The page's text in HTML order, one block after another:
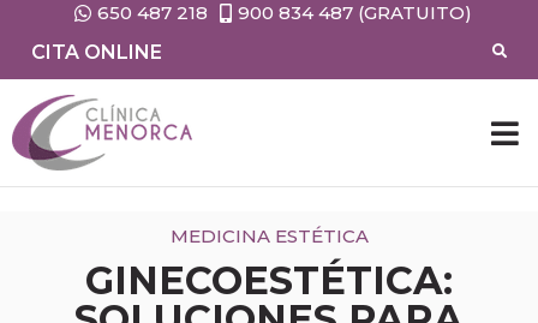
650 487 218
900 834 487 (GRATUITO)
CITA ONLINE
MEDICINA ESTÉTICA
GINECOESTÉTICA: